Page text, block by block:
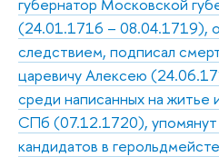
(24.01.1716 – 08.04.1719),
следствием, подписал
царевичу Алексею
среди написанных на житье
СПб (07.12.1720),
кандидатов в